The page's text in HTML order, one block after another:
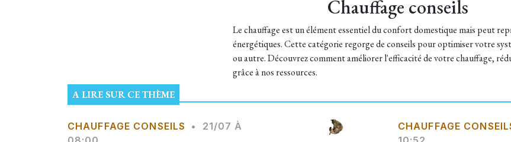
Chauffage conseils
Le chauffage est un élément essentiel du confort domestique mais peut
énergétiques. Cette catégorie regorge de conseils pour optimiser votre
ou autre. Découvrez comment améliorer l'efficacité de votre chauffage,
grâce à nos ressources.
A LIRE SUR CE THÈME
CHAUFFAGE CONSEILS •
21/07 À
CHAUFFAGE